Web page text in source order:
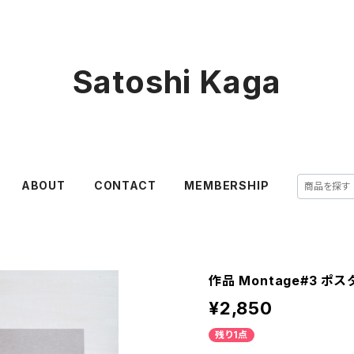
Satoshi Kaga
ABOUT CONTACT MEMBERSHIP
作品 Montage#3 ポス
¥2,850
残り1点